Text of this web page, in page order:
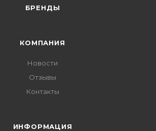
БРЕНДЫ
КОМПАНИЯ
Новости
Отзывы
Контакты
ИНФОРМАЦИЯ